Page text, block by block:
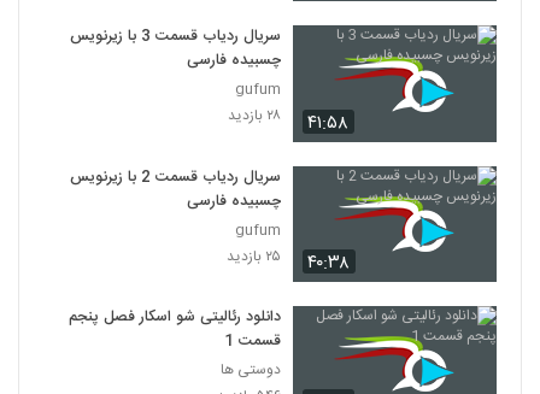
۴۱:۵۸
سریال ردیاب قسمت 3 با زیرنویس
چسبیده فارسی
gufum
۲۸ بازدید
۴۰:۳۸
سریال ردیاب قسمت 2 با زیرنویس
چسبیده فارسی
gufum
۲۵ بازدید
دانلود رئالیتی شو اسکار فصل پنجم
قسمت 1
دوستی ها